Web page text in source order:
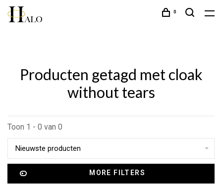
0
Producten getagd met cloak
without tears
Toon 1 - 0 van 0
Nieuwste producten
MORE FILTERS